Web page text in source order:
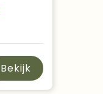
Bekijk